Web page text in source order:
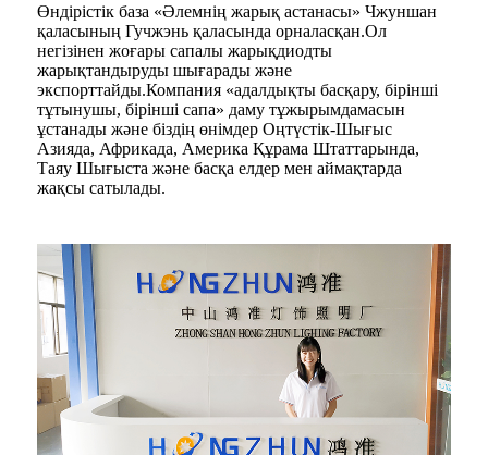
Өндірістік база «Әлемнің жарық астанасы» Чжуншан
қаласының Гучжэнь қаласында орналасқан.Ол
негізінен жоғары сапалы жарықдиодты
жарықтандыруды шығарады және
экспорттайды.Компания «адалдықты басқару, бірінші
тұтынушы, бірінші сапа» даму тұжырымдамасын
ұстанады және біздің өнімдер Оңтүстік-Шығыс
Азияда, Африкада, Америка Құрама Штаттарында,
Таяу Шығыста және басқа елдер мен аймақтарда
жақсы сатылады.